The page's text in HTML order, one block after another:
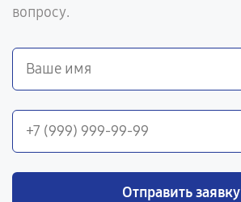
вопросу.
Отправить заявку